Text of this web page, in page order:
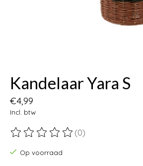
Kandelaar Yara S
€4,99
Incl. btw
De beoordeling van dit product is
(0)
Op voorraad